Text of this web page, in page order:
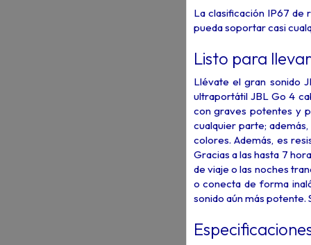
La clasificación IP67 de
pueda soportar casi
Listo para
Llévate el gran sonido
ultraportátil JBL Go 4
con graves potentes y
cualquier parte;
colores. Además, es
Gracias a las hasta 7
de viaje o las noches
o conecta de forma
sonido aún más potente.